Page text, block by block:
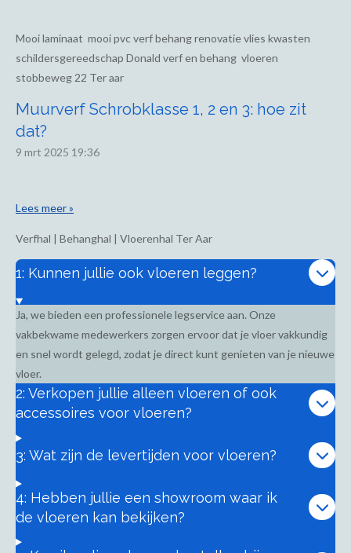
Mooi laminaat mooi pvc verf behang renovatie vlies kwasten
schildersgereedschap Donald verf en behang vloeren
stobbeweg 22 Ter aar
Muurverf Schrobklasse 1, 2 en 3: hoe zit
dat?
9 mrt 2025 19:36
Lees meer »
Verfhal | Behanghal | Vloerenhal Ter Aar
1: Kunnen jullie ook vloeren leggen?
Ja, we bieden een professionele legservice aan. Onze
vakbekwame medewerkers zorgen ervoor dat je vloer vakkundig
en snel wordt gelegd, zodat je direct kunt genieten van je nieuwe
vloer.
2: Verkopen jullie alleen vloeren of ook
accessoires voor vloeren?
3: Wat zijn de levertijden voor vloeren?
4: Hebben jullie een showroom waar ik
de vloeren kan bekijken?